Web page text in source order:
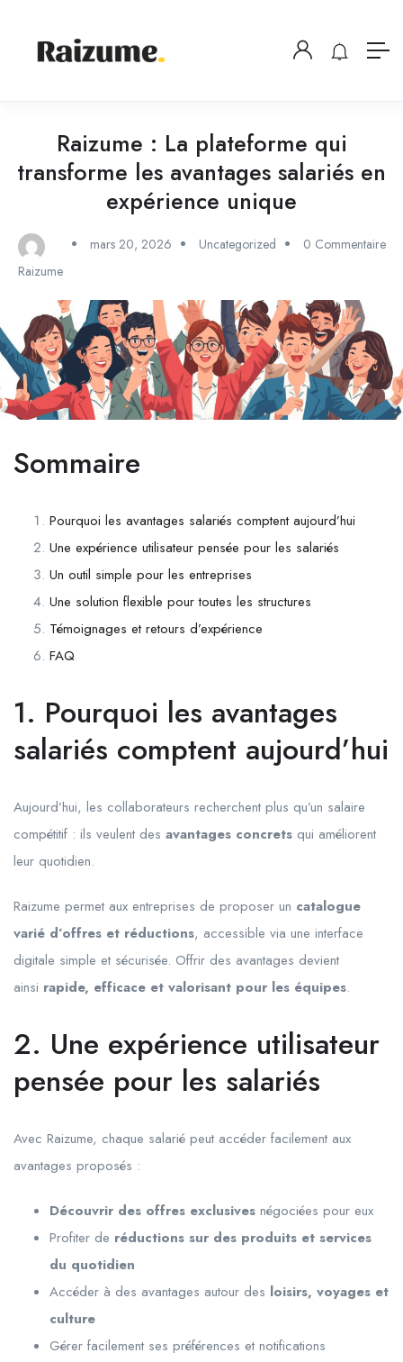
Raizume : La plateforme qui
transforme les avantages salariés en
expérience unique
Raizume
mars 20, 2026 Uncategorized 0 Commentaire
Sommaire
Pourquoi les avantages salariés comptent aujourd’hui
Une expérience utilisateur pensée pour les salariés
Un outil simple pour les entreprises
Une solution flexible pour toutes les structures
Témoignages et retours d’expérience
FAQ
1. Pourquoi les avantages
salariés comptent aujourd’hui
Aujourd’hui, les collaborateurs recherchent plus qu’un salaire
compétitif : ils veulent des avantages concrets qui améliorent
leur quotidien.
Raizume permet aux entreprises de proposer un catalogue
varié d’offres et réductions, accessible via une interface
digitale simple et sécurisée. Offrir des avantages devient
ainsi rapide, efficace et valorisant pour les équipes.
2. Une expérience utilisateur
pensée pour les salariés
Avec Raizume, chaque salarié peut accéder facilement aux
avantages proposés :
Découvrir des offres exclusives négociées pour eux
Profiter de réductions sur des produits et services
du quotidien
Accéder à des avantages autour des loisirs, voyages et
culture
Gérer facilement ses préférences et notifications